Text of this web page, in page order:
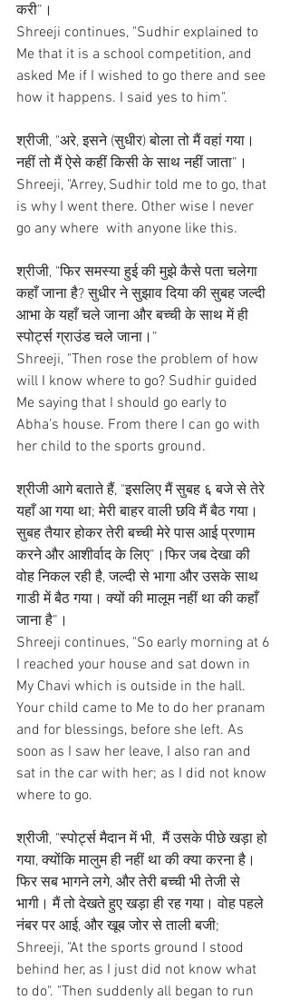
करी”।
Shreeji continues, "Sudhir explained to
Me that it is a school competition, and
asked Me if I wished to go there and see
how it happens. I said yes to him".
श्रीजी, "अरे, इसने (सुधीर) बोला तो मैं वहां गया।
नहीं तो मैं ऐसे कहीं किसी के साथ नहीं जाता”।
Shreeji, "Arrey, Sudhir told me to go, that
is why I went there. Other wise I never
go any where  with anyone like this.
श्रीजी, "फिर समस्या हुई की मुझे कैसे पता चलेगा
कहाँ जाना है? सुधीर ने सुझाव दिया की सुबह जल्दी
आभा के यहाँ चले जाना और बच्ची के साथ में ही
स्पोर्ट्स ग्राउंड चले जाना।”
Shreeji, "Then rose the problem of how
will I know where to go? Sudhir guided
Me saying that I should go early to
Abha’s house. From there I can go with
her child to the sports ground.
श्रीजी आगे बताते हैं, "इसलिए मैं सुबह ६ बजे से तेरे
यहाँ आ गया था; मेरी बाहर वाली छवि मैं बैठ गया।
सुबह तैयार होकर तेरी बच्ची मेरे पास आई प्रणाम
करने और आशीर्वाद के लिए”।फिर जब देखा की
वोह निकल रही है, जल्दी से भागा और उसके साथ
गाडी में बैठ गया। क्यों की मालूम नहीं था की कहाँ
जाना है”।
Shreeji continues, "So early morning at 6
I reached your house and sat down in
My Chavi which is outside in the hall.
Your child came to Me to do her pranam
and for blessings, before she left. As
soon as I saw her leave, I also ran and
sat in the car with her; as I did not know
where to go.
श्रीजी, "स्पोर्ट्स मैदान में भी,  मैं उसके पीछे खड़ा हो
गया, क्योंकि मालुम ही नहीं था की क्या करना है।
फिर सब भागने लगे, और तेरी बच्ची भी तेजी से
भागी। मैं तो देखते हुए खड़ा ही रह गया। वोह पहले
नंबर पर आई, और खूब जोर से ताली बजी;
Shreeji, "At the sports ground I stood
behind her, as I just did not know what
to do". "Then suddenly all began to run